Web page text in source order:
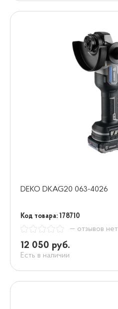
DEKO DKAG20 063-4026
Код товара: 178710
— отзывов нет
12 050 руб.
Есть в наличии